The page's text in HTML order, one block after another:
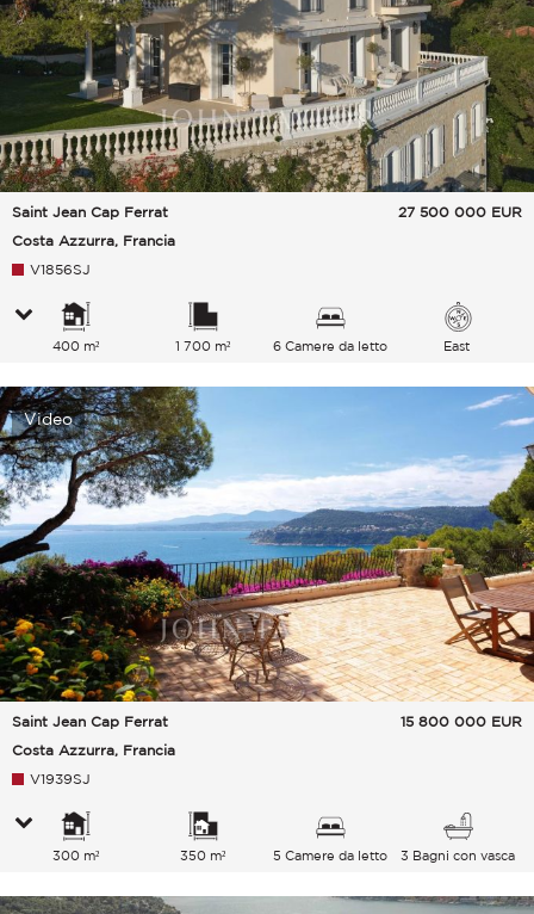
Saint Jean Cap Ferrat
Costa Azzurra, Francia
27 500 000 EUR
V1856SJ
400 m² 1 700 m² 6 Camere da letto East
Video
Saint Jean Cap Ferrat
Costa Azzurra, Francia
15 800 000 EUR
V1939SJ
300 m² 350 m² 5 Camere da letto 3 Bagni con vasca